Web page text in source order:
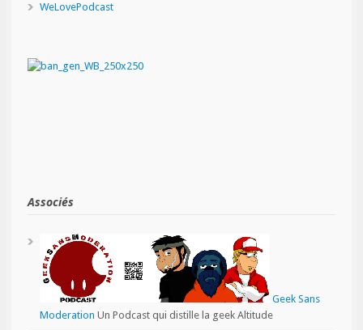
WeLovePodcast
Associés
Geek Sans
Moderation Un Podcast qui distille la geek Altitude